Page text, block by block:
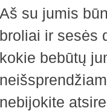
Aš su jumis
broliai ir sesės
kokie bebūtų
nebijokite